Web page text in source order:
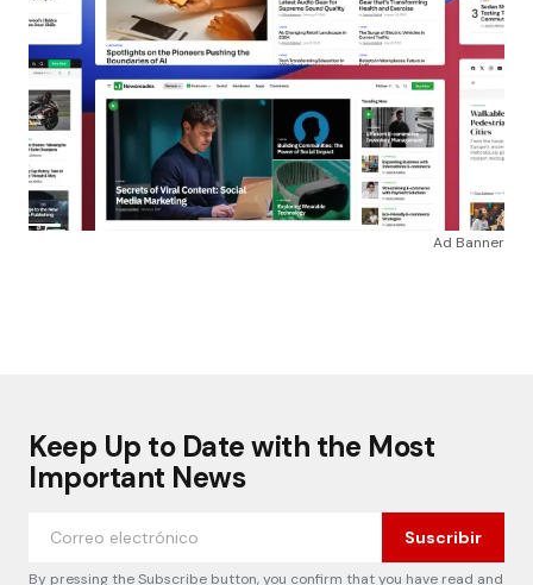
Ad Banner
Keep Up to Date with the Most
Important News
Suscribir
By pressing the Subscribe button, you confirm that you have read and